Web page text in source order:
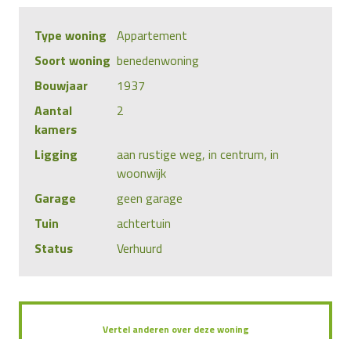
Type woning Appartement
Soort woning benedenwoning
Bouwjaar
1937
Aantal
kamers
2
Ligging
aan rustige weg, in centrum, in
woonwijk
Garage
geen garage
Tuin
achtertuin
Status
Verhuurd
Vertel anderen over deze woning